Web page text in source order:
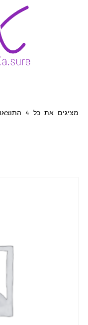
מציגים את כל ⁦4⁩ התוצאות